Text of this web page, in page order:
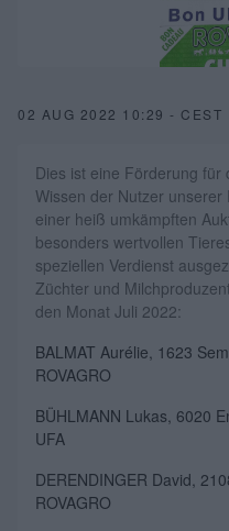
02 AUG 2022 10:29 - CEST
Dies ist eine Förderung für
Wissen der Nutzer
einer heiß umkämpften
besonders wertvollen
speziellen Verdienst
Züchter und
den Monat Juli 2022:
BALMAT Aurélie, 1623
ROVAGRO
BÜHLMANN Lukas, 6020
UFA
DERENDINGER David,
ROVAGRO